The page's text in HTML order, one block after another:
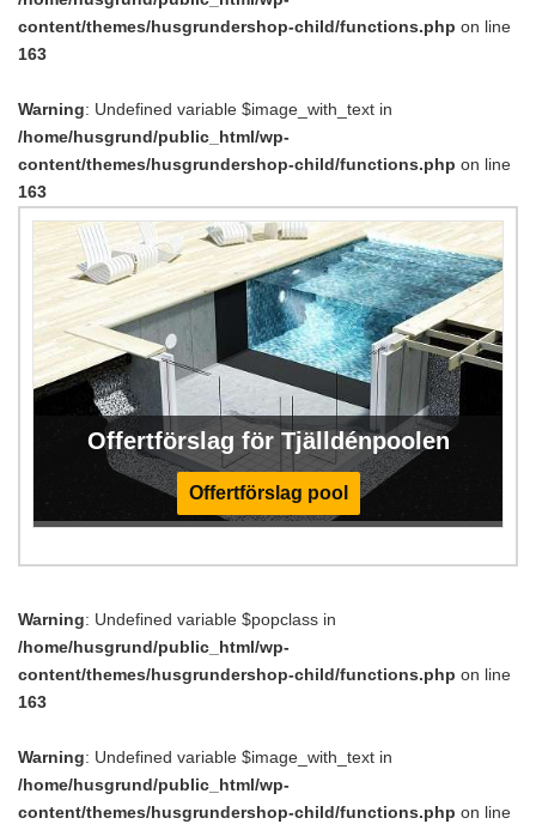
content/themes/husgrundershop-child/functions.php on line
163
Warning: Undefined variable $image_with_text in
/home/husgrund/public_html/wp-
content/themes/husgrundershop-child/functions.php on line
163
Offertförslag för Tjälldénpoolen
Offertförslag pool
Warning: Undefined variable $popclass in
/home/husgrund/public_html/wp-
content/themes/husgrundershop-child/functions.php on line
163
Warning: Undefined variable $image_with_text in
/home/husgrund/public_html/wp-
content/themes/husgrundershop-child/functions.php on line